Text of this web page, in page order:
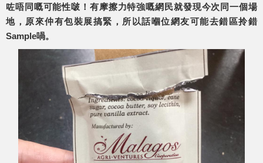
咗唔同嘅可能性啵！有摩擦力特強嘅網民就發現今次同一個場
地，原來仲有包裝展搞緊，所以話嗰位網友可能去錯區拎錯
Sample喎。